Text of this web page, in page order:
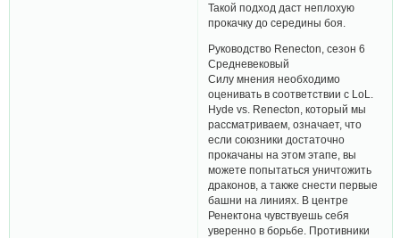
Такой подход даст неплохую
прокачку до середины боя.
Руководство Renecton, сезон 6
Средневековый
Силу мнения необходимо
оценивать в соответствии с LoL.
Hyde vs. Renecton, который мы
рассматриваем, означает, что
если союзники достаточно
прокачаны на этом этапе, вы
можете попытаться уничтожить
драконов, а также снести первые
башни на линиях. В центре
Ренектона чувствуешь себя
уверенно в борьбе. Противники